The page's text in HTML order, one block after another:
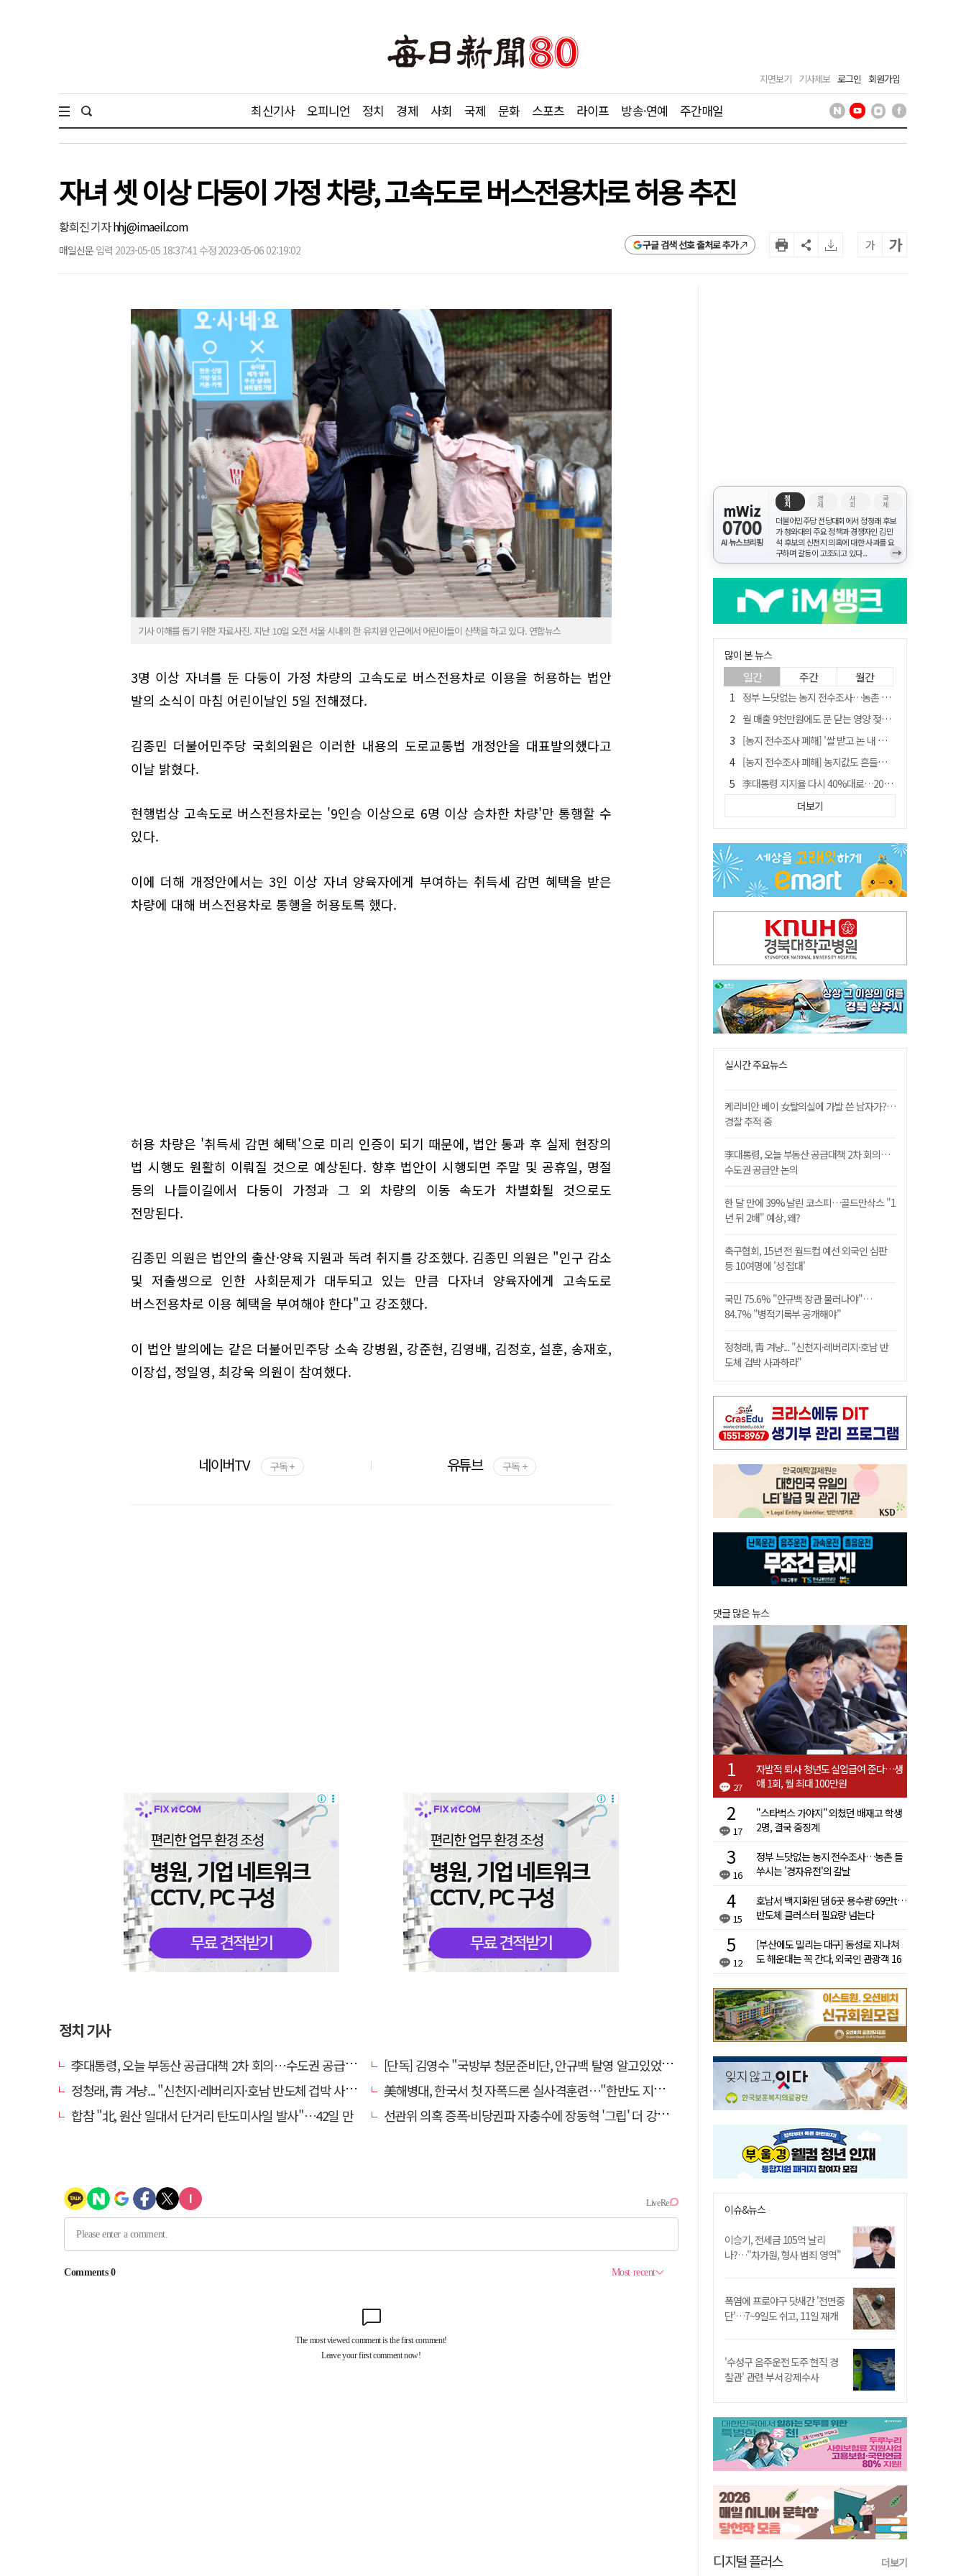
지면보기 기사제보 로그인 회원가입
최신기사 오피니언 정치 경제 사회 국제 문화 스포츠 라이프 방송·연예 주간매일
자녀 셋 이상 다둥이 가정 차량, 고속도로 버스전용차로 허용 추진
황희진 기자hhj@imaeil.com
매일신문 입력 2023-05-05 18:37:41 수정 2023-05-06 02:19:02 구글 검색 선호 출처로 추가 가 가
기사 이해를 돕기 위한 자료사진. 지난 10일 오전 서울 시내의 한 유치원 인근에서 어린이들이 산책을 하고 있다. 연합뉴스
3명 이상 자녀를 둔 다둥이 가정 차량의 고속도로 버스전용차로 이용을 허용하는 법안
발의 소식이 마침 어린이날인 5일 전해졌다.
김종민 더불어민주당 국회의원은 이러한 내용의 도로교통법 개정안을 대표발의했다고
이날 밝혔다.
현행법상 고속도로 버스전용차로는 '9인승 이상으로 6명 이상 승차한 차량'만 통행할 수
있다.
이에 더해 개정안에서는 3인 이상 자녀 양육자에게 부여하는 취득세 감면 혜택을 받은
차량에 대해 버스전용차로 통행을 허용토록 했다.
허용 차량은 '취득세 감면 혜택'으로 미리 인증이 되기 때문에, 법안 통과 후 실제 현장의
법 시행도 원활히 이뤄질 것으로 예상된다. 향후 법안이 시행되면 주말 및 공휴일, 명절
등의 나들이길에서 다둥이 가정과 그 외 차량의 이동 속도가 차별화될 것으로도
전망된다.
김종민 의원은 법안의 출산·양육 지원과 독려 취지를 강조했다. 김종민 의원은 "인구 감소
및 저출생으로 인한 사회문제가 대두되고 있는 만큼 다자녀 양육자에게 고속도로
버스전용차로 이용 혜택을 부여해야 한다"고 강조했다.
이 법안 발의에는 같은 더불어민주당 소속 강병원, 강준현, 김영배, 김정호, 설훈, 송재호,
이장섭, 정일영, 최강욱 의원이 참여했다.
네이버TV 구독 + 유튜브 구독 +
정치 기사
李대통령, 오늘 부동산 공급대책 2차 회의…수도권 공급안 논의
[단독] 김영수 "국방부 청문준비단, 안규백 탈영 알고있었다"
정청래, 靑 겨냥... "신천지·레버리지·호남 반도체 겁박 사과하라"
美해병대, 한국서 첫 자폭드론 실사격훈련…"한반도 지형 학습"
합참 "北, 원산 일대서 단거리 탄도미사일 발사"…42일 만
선관위 의혹 증폭·비당권파 자충수에 장동혁 '그립' 더 강해졌다
mWiz
0700
AI 뉴스브리핑
정
치
경
제
사
회
국
제
더불어민주당 전당대회에서 정청래 후보
가 청와대의 주요 정책과 경쟁자인 김민
석 후보의 신천지 의혹에 대한 사과를 요
구하며 갈등이 고조되고 있다...
→
많이 본 뉴스
일간 주간 월간
정부 느닷없는 농지 전수조사…농촌 들쑤시는 '경자유전'의 칼날
월 매출 9천만원에도 문 닫는 영양 젖소농장… "일할 사람이 없어"
[농지 전수조사 폐해] '쌀 받고 논 내 준' 도지농 이제 어쩌나?
[농지 전수조사 폐해] 농지값도 흔들리나…"도지 막히면 헐값 매물 나올 수도"
李대통령 지지율 다시 40%대로…20대는 18.8%p 급락
유승민 "尹 졸업한 서울대 법대·충암고도 없애야"…李 육사 통합 직격
지역활성화 펀드 9호…포항 AI 데이터센터에 6천억 투입
국민 51.9% "李 대통령 재판 재개 필요하다"
'솔리다임 IPO 추진설' SK하이닉스, 주가 9% 급락
더보기
실시간 주요뉴스
케리비안 베이 女탈의실에 가발 쓴 남자가?…
경찰 추적 중
李대통령, 오늘 부동산 공급대책 2차 회의…
수도권 공급안 논의
한 달 만에 39% 날린 코스피…골드만삭스 "1
년 뒤 2배" 예상, 왜?
축구협회, 15년 전 월드컵 예선 외국인 심판
등 10여명에 '성 접대'
국민 75.6% "안규백 장관 물러나야"…
84.7% "병적기록부 공개해야"
정청래, 靑 겨냥... "신천지·레버리지·호남 반
도체 겁박 사과하라"
댓글 많은 뉴스
27
자발적 퇴사 청년도 실업급여 준다…생
애 1회, 월 최대 100만원
17
"스타벅스 가야지" 외쳤던 배재고 학생
2명, 결국 중징계
16
정부 느닷없는 농지 전수조사…농촌 들
쑤시는 '경자유전'의 칼날
15
호남서 백지화된 댐 6곳 용수량 69만t…
반도체 클러스터 필요량 넘는다
12
[부산에도 밀리는 대구] 동성로 지나쳐
도 해운대는 꼭 간다, 외국인 관광객 16
이슈&뉴스
이승기, 전세금 105억 날리
나?…"차가원, 형사 범죄 영역"
폭염에 프로야구 닷새간 '전면중
단'…7~9일도 쉬고, 11일 재개
'수성구 음주운전 도주 현직 경
찰관' 관련 부서 강제수사
디지털 플러스 더보기